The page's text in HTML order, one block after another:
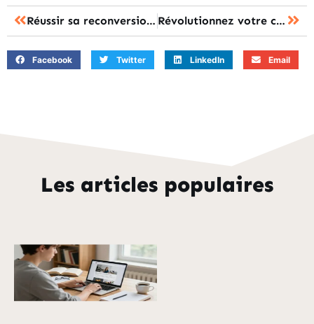
Réussir sa reconversion : le coach de carrière, l’atout ultime en formation Révolutionnez votre carrière : maîtrisez les crédits grâce à nos formations innovantes
Facebook Twitter LinkedIn Email
Les articles populaires